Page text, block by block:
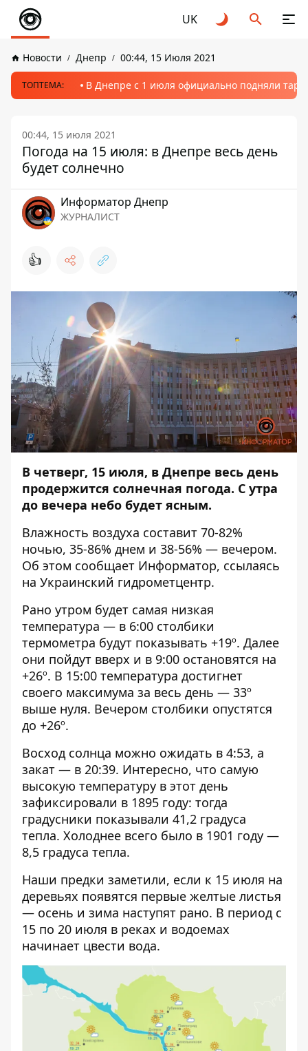
UK
Новости Днепр 00:44, 15 Июля 2021
ТОПТЕМА: В Днепре с 1 июля официально подняли
00:44, 15 июля 2021
Погода на 15 июля: в Днепре весь день
будет солнечно
Информатор Днепр
ЖУРНАЛИСТ
👍
В четверг, 15 июля, в Днепре весь день
продержится солнечная погода. С утра
до вечера небо будет ясным.
Влажность воздуха составит 70-82%
ночью, 35-86% днем и 38-56% — вечером.
Об этом сообщает Информатор, ссылаясь
на Украинский гидрометцентр.
Рано утром будет самая низкая
температура — в 6:00 столбики
термометра будут показывать +19º. Далее
они пойдут вверх и в 9:00 остановятся на
+26º. В 15:00 температура достигнет
своего максимума за весь день — 33º
выше нуля. Вечером столбики опустятся
до +26º.
Восход солнца можно ожидать в 4:53, а
закат — в 20:39. Интересно, что самую
высокую температуру в этот день
зафиксировали в 1895 году: тогда
градусники показывали 41,2 градуса
тепла. Холоднее всего было в 1901 году —
8,5 градуса тепла.
Наши предки заметили, если к 15 июля на
деревьях появятся первые желтые листья
— осень и зима наступят рано. В период с
15 по 20 июля в реках и водоемах
начинает цвести вода.